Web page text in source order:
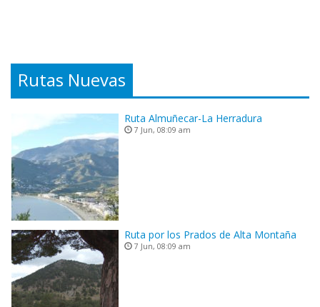
Rutas Nuevas
Ruta Almuñecar-La Herradura
7 Jun, 08:09 am
Ruta por los Prados de Alta Montaña
7 Jun, 08:09 am